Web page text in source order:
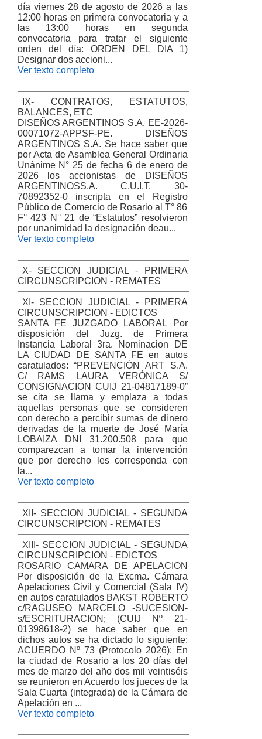
día viernes 28 de agosto de 2026 a las
12:00 horas en primera convocatoria y a
las 13:00 horas en segunda
convocatoria para tratar el siguiente
orden del día: ORDEN DEL DIA 1)
Designar dos accioni...
Ver texto completo
IX- CONTRATOS, ESTATUTOS,
BALANCES, ETC
DISEÑOS ARGENTINOS S.A. EE-2026-
00071072-APPSF-PE. DISEÑOS
ARGENTINOS S.A. Se hace saber que
por Acta de Asamblea General Ordinaria
Unánime N° 25 de fecha 6 de enero de
2026 los accionistas de DISEÑOS
ARGENTINOSS.A. C.U.I.T. 30-
70892352-0 inscripta en el Registro
Público de Comercio de Rosario al T° 86
F° 423 N° 21 de “Estatutos” resolvieron
por unanimidad la designación deau...
Ver texto completo
X- SECCION JUDICIAL - PRIMERA
CIRCUNSCRIPCION - REMATES
XI- SECCION JUDICIAL - PRIMERA
CIRCUNSCRIPCION - EDICTOS
SANTA FE JUZGADO LABORAL Por
disposición del Juzg. de Primera
Instancia Laboral 3ra. Nominacion DE
LA CIUDAD DE SANTA FE en autos
caratulados: “PREVENCIÓN ART S.A.
C/ RAMS LAURA VERÓNICA S/
CONSIGNACION CUIJ 21-04817189-0”
se cita se llama y emplaza a todas
aquellas personas que se consideren
con derecho a percibir sumas de dinero
derivadas de la muerte de José María
LOBAIZA DNI 31.200.508 para que
comparezcan a tomar la intervención
que por derecho les corresponda con
la...
Ver texto completo
XII- SECCION JUDICIAL - SEGUNDA
CIRCUNSCRIPCION - REMATES
XIII- SECCION JUDICIAL - SEGUNDA
CIRCUNSCRIPCION - EDICTOS
ROSARIO CAMARA DE APELACION
Por disposición de la Excma. Cámara
Apelaciones Civil y Comercial (Sala IV)
en autos caratulados BAKST ROBERTO
c/RAGUSEO MARCELO -SUCESION-
s/ESCRITURACION; (CUIJ Nº 21-
01398618-2) se hace saber que en
dichos autos se ha dictado lo siguiente:
ACUERDO Nº 73 (Protocolo 2026): En
la ciudad de Rosario a los 20 días del
mes de marzo del año dos mil veintiséis
se reunieron en Acuerdo los jueces de la
Sala Cuarta (integrada) de la Cámara de
Apelación en ...
Ver texto completo